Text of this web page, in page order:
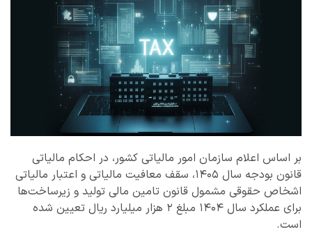
بر اساس اعلام سازمان امور مالیاتی کشور، در احکام مالیاتی
قانون بودجه سال ۱۴۰۵، سقف معافیت مالیاتی و اعتبار مالیاتی
اشخاص حقوقی مشمول قانون تامین مالی تولید و زیرساخت‌ها
برای عملکرد سال ۱۴۰۴ مبلغ ۲ هزار میلیارد ریال تعیین شده
است.